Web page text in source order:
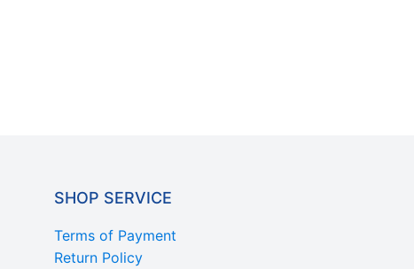
SHOP SERVICE
Terms of Payment
Return Policy